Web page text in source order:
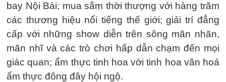
bay Nội Bài; mua sắm thời thượng với hàng trăm
các thương hiệu nổi tiếng thế giới; giải trí đẳng
cấp với những show diễn trên sông mãn nhãn,
mãn nhĩ và các trò chơi hấp dẫn chạm đến mọi
giác quan; ẩm thực tinh hoa với tinh hoa văn hoá
ẩm thực đông đây hội ngộ.